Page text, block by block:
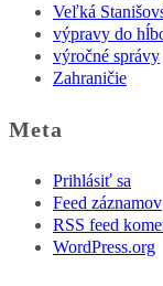
Veľká
výpravy do
výročné správy
Zahraničie
Meta
Prihlásiť sa
Feed záznamov
RSS feed
WordPress.org